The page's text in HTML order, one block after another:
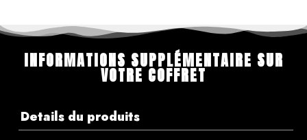
INFORMATIONS SUPPLÉMENTAIRE SUR
VOTRE COFFRET
Details du produits